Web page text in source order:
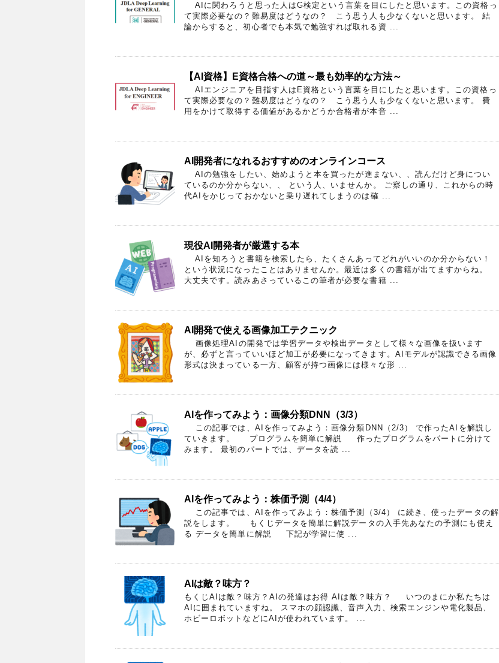
AIに関わろうと思った人はG検定という言葉を目にしたと思います。この資格っ
て実際必要なの？難易度はどうなの？ こう思う人も少なくないと思います。 結
論からすると、初心者でも本気で勉強すれば取れる資 ...
【AI資格】E資格合格への道～最も効率的な方法～
AIエンジニアを目指す人はE資格という言葉を目にしたと思います。この資格っ
て実際必要なの？難易度はどうなの？ こう思う人も少なくないと思います。 費
用をかけて取得する価値があるかどうか合格者が本音 ...
AI開発者になれるおすすめのオンラインコース
AIの勉強をしたい、始めようと本を買ったが進まない、、読んだけど身につい
ているのか分からない、、 という人、いませんか。 ご察しの通り、これからの時
代AIをかじっておかないと乗り遅れてしまうのは確 ...
現役AI開発者が厳選する本
AIを知ろうと書籍を検索したら、たくさんあってどれがいいのか分からない！
という状況になったことはありませんか。最近は多くの書籍が出てますからね。
大丈夫です。読みあさっているこの筆者が必要な書籍 ...
AI開発で使える画像加工テクニック
画像処理AIの開発では学習データや検出データとして様々な画像を扱います
が、必ずと言っていいほど加工が必要になってきます。AIモデルが認識できる画像
形式は決まっている一方、顧客が持つ画像には様々な形 ...
AIを作ってみよう：画像分類DNN（3/3）
この記事では、AIを作ってみよう：画像分類DNN（2/3） で作ったAIを解説し
ていきます。 プログラムを簡単に解説 作ったプログラムをパートに分けて
みます。 最初のパートでは、データを読 ...
AIを作ってみよう：株価予測（4/4）
この記事では、AIを作ってみよう：株価予測（3/4） に続き、使ったデータの解
説をします。 もくじデータを簡単に解説データの入手先あなたの予測にも使え
る データを簡単に解説 下記が学習に使 ...
AIは敵？味方？
もくじAIは敵？味方？AIの発達はお得 AIは敵？味方？ いつのまにか私たちは
AIに囲まれていますね。 スマホの顔認識、音声入力、検索エンジンや電化製品、
ホビーロボットなどにAIが使われています。 ...